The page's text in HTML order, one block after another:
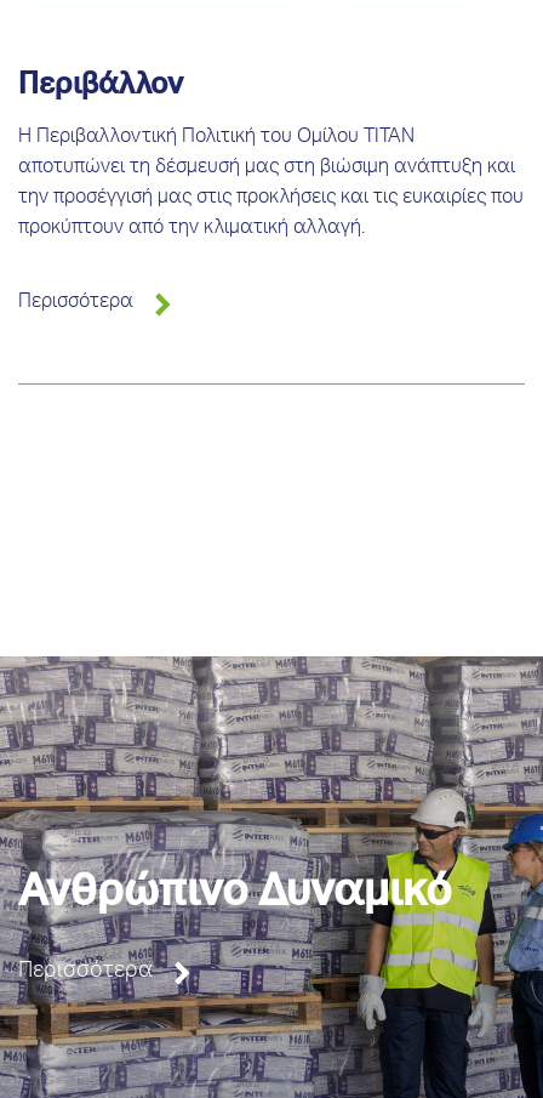
Περιβάλλον
Η Περιβαλλοντική Πολιτική του Ομίλου ΤΙΤΑΝ
αποτυπώνει τη δέσμευσή μας στη βιώσιμη ανάπτυξη και
την προσέγγισή μας στις προκλήσεις και τις ευκαιρίες που
προκύπτουν από την κλιματική αλλαγή.
Περισσότερα
Ανθρώπινο Δυναμικό
Περισσότερα